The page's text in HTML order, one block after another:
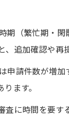
後の見通し
の公表内容分析
期間の傾向
報収集術
する情報収集法
（繁忙期・
追加確認や再
請件数が増
ます。
に時間を要す